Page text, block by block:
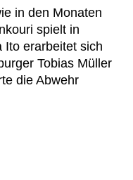
in den Monaten
spielt in
Ito erarbeitet sich
Tobias Müller
die Abwehr